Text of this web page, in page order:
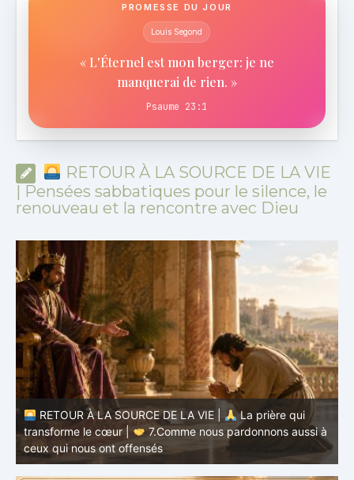
PROMESSE DU JOUR
Louis Segond
« L'Éternel est mon berger: je ne
manquerai de rien. »
Psaume 23:1
RETOUR À LA SOURCE DE LA VIE
| Pensées sabbatiques pour le silence, le
renouveau et la rencontre avec Dieu
RETOUR À LA SOURCE DE LA VIE |
La prière qui
transforme le cœur |
6.Et pardonne-nous nos offenses